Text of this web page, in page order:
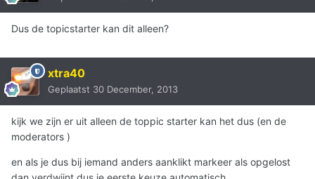
Dus de topicstarter kan dit alleen?
xtra40
Geplaatst 30 December, 2013
kijk we zijn er uit alleen de toppic starter kan het dus (en de
moderators )
en als je dus bij iemand anders aanklikt markeer als opgelost